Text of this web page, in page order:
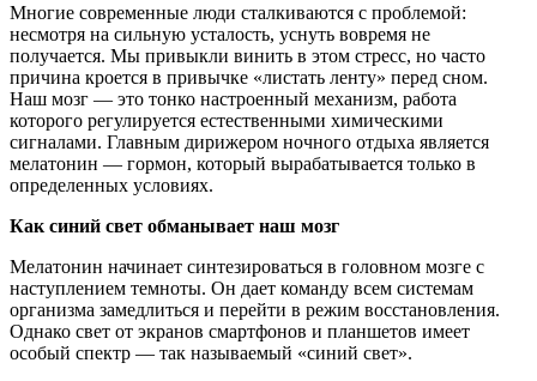
Многие современные люди сталкиваются с проблемой:
несмотря на сильную усталость, уснуть вовремя не
получается. Мы привыкли винить в этом стресс, но часто
причина кроется в привычке «листать ленту» перед сном.
Наш мозг — это тонко настроенный механизм, работа
которого регулируется естественными химическими
сигналами. Главным дирижером ночного отдыха является
мелатонин — гормон, который вырабатывается только в
определенных условиях.
Как синий свет обманывает наш мозг
Мелатонин начинает синтезироваться в головном мозге с
наступлением темноты. Он дает команду всем системам
организма замедлиться и перейти в режим восстановления.
Однако свет от экранов смартфонов и планшетов имеет
особый спектр — так называемый «синий свет».